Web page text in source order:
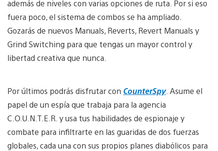
además de niveles con varias opciones de ruta. Por si eso
fuera poco, el sistema de combos se ha ampliado.
Gozarás de nuevos Manuals, Reverts, Revert Manuals y
Grind Switching para que tengas un mayor control y
libertad creativa que nunca.
Por últimos podrás disfrutar con CounterSpy. Asume el
papel de un espía que trabaja para la agencia
C.O.U.N.T.E.R. y usa tus habilidades de espionaje y
combate para infiltrarte en las guaridas de dos fuerzas
globales, cada una con sus propios planes diabólicos para